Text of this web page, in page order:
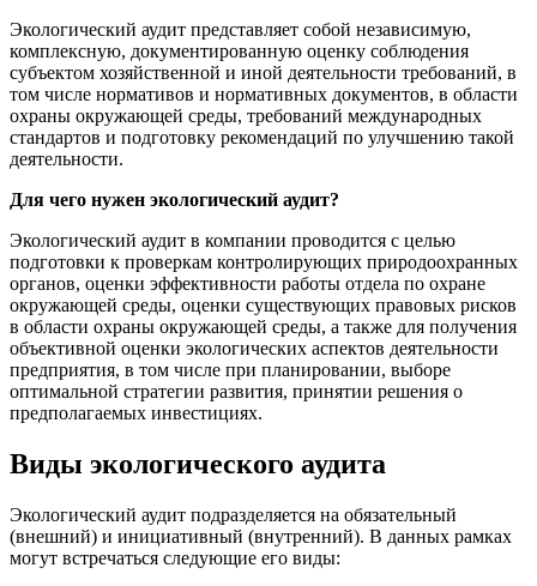
Экологический аудит представляет собой независимую,
комплексную, документированную оценку соблюдения
субъектом хозяйственной и иной деятельности требований, в
том числе нормативов и нормативных документов, в области
охраны окружающей среды, требований международных
стандартов и подготовку рекомендаций по улучшению такой
деятельности.
Для чего нужен экологический аудит?
Экологический аудит в компании проводится с целью
подготовки к проверкам контролирующих природоохранных
органов, оценки эффективности работы отдела по охране
окружающей среды, оценки существующих правовых рисков
в области охраны окружающей среды, а также для получения
объективной оценки экологических аспектов деятельности
предприятия, в том числе при планировании, выборе
оптимальной стратегии развития, принятии решения о
предполагаемых инвестициях.
Виды экологического аудита
Экологический аудит подразделяется на обязательный
(внешний) и инициативный (внутренний). В данных рамках
могут встречаться следующие его виды: